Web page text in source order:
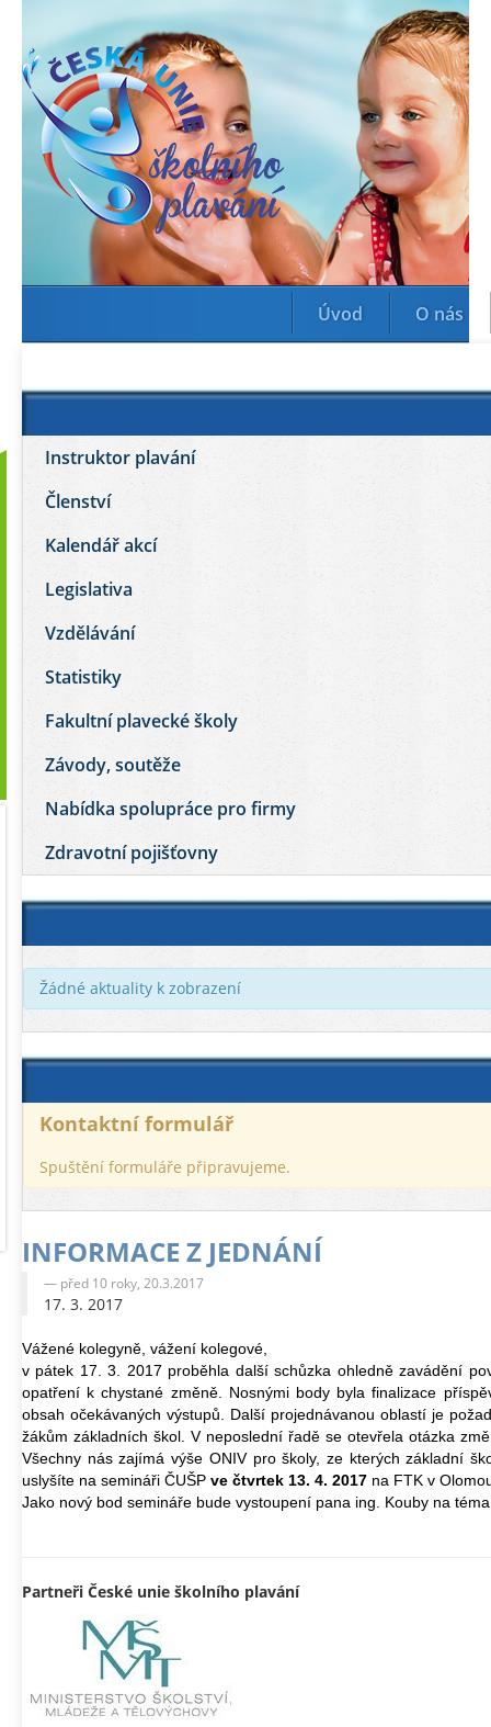
Úvod O nás
Instruktor plavání
Členství
Kalendář akcí
Legislativa
Vzdělávání
Statistiky
Fakultní plavecké školy
Závody, soutěže
Nabídka spolupráce pro firmy
Zdravotní pojišťovny
Žádné aktuality k zobrazení
Kontaktní formulář
Spuštění formuláře připravujeme.
INFORMACE Z JEDNÁNÍ
před 10 roky, 20.3.2017
17. 3. 2017
Vážené kolegyně, vážení kolegové,
v pátek 17. 3. 2017 proběhla další schůzka ohledně zavádění
opatření k chystané změně. Nosnými body byla finalizace
obsah očekávaných výstupů. Další projednávanou oblastí je
žákům základních škol. V neposlední řadě se otevřela otázka
Všechny nás zajímá výše ONIV pro školy, ze kterých základní
uslyšíte na semináři ČUŠP ve čtvrtek 13. 4. 2017 na FTK v
Jako nový bod semináře bude vystoupení pana ing. Kouby na
Partneři České unie školního plavání